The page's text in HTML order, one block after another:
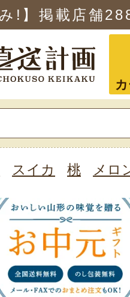
!】掲載店舗
スイカ 桃 メロ